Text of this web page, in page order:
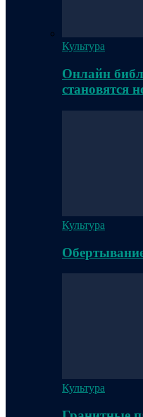
Культура
Онлайн
становятся
Культура
Культура